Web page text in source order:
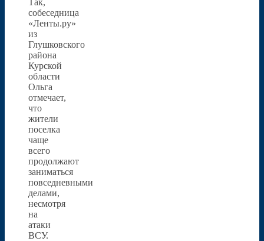
Так,
собеседница
«Ленты.ру»
из
Глушковского
района
Курской
области
Ольга
отмечает,
что
жители
поселка
чаще
всего
продолжают
заниматься
повседневными
делами,
несмотря
на
атаки
ВСУ.